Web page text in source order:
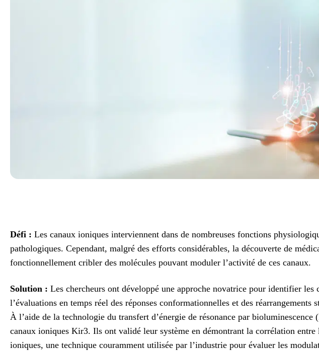
Défi : Les canaux ioniques interviennent dans de nombreuses fonctions
pathologiques. Cependant, malgré des efforts considérables, la découverte de
fonctionnellement cribler des molécules pouvant moduler l’activité de ces canaux.
Solution : Les chercheurs ont développé une approche novatrice pour identifier
l’évaluations en temps réel des réponses conformationnelles et des
À l’aide de la technologie du transfert d’énergie de résonance par
canaux ioniques Kir3. Ils ont validé leur système en démontrant la corrélation
ioniques, une technique couramment utilisée par l’industrie pour évaluer les